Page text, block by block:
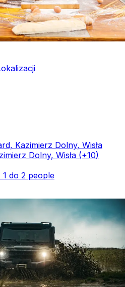
Kazimierz Dolny, Wisła
Dolny, Wisła (+10)
do 2 people